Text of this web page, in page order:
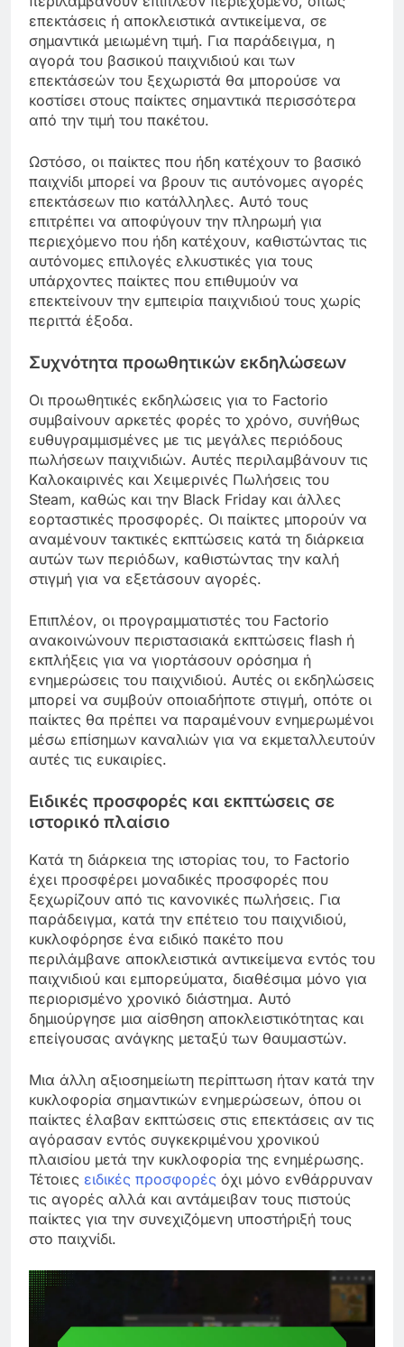
επεκτάσεις ή αποκλειστικά αντικείμενα, σε
σημαντικά μειωμένη τιμή. Για παράδειγμα, η
αγορά του βασικού παιχνιδιού και των
επεκτάσεών του ξεχωριστά θα μπορούσε να
κοστίσει στους παίκτες σημαντικά περισσότερα
από την τιμή του πακέτου.
Ωστόσο, οι παίκτες που ήδη κατέχουν το βασικό
παιχνίδι μπορεί να βρουν τις αυτόνομες αγορές
επεκτάσεων πιο κατάλληλες. Αυτό τους
επιτρέπει να αποφύγουν την πληρωμή για
περιεχόμενο που ήδη κατέχουν, καθιστώντας τις
αυτόνομες επιλογές ελκυστικές για τους
υπάρχοντες παίκτες που επιθυμούν να
επεκτείνουν την εμπειρία παιχνιδιού τους χωρίς
περιττά έξοδα.
Συχνότητα προωθητικών εκδηλώσεων
Οι προωθητικές εκδηλώσεις για το Factorio
συμβαίνουν αρκετές φορές το χρόνο, συνήθως
ευθυγραμμισμένες με τις μεγάλες περιόδους
πωλήσεων παιχνιδιών. Αυτές περιλαμβάνουν τις
Καλοκαιρινές και Χειμερινές Πωλήσεις του
Steam, καθώς και την Black Friday και άλλες
εορταστικές προσφορές. Οι παίκτες μπορούν να
αναμένουν τακτικές εκπτώσεις κατά τη διάρκεια
αυτών των περιόδων, καθιστώντας την καλή
στιγμή για να εξετάσουν αγορές.
Επιπλέον, οι προγραμματιστές του Factorio
ανακοινώνουν περιστασιακά εκπτώσεις flash ή
εκπλήξεις για να γιορτάσουν ορόσημα ή
ενημερώσεις του παιχνιδιού. Αυτές οι εκδηλώσεις
μπορεί να συμβούν οποιαδήποτε στιγμή, οπότε οι
παίκτες θα πρέπει να παραμένουν ενημερωμένοι
μέσω επίσημων καναλιών για να εκμεταλλευτούν
αυτές τις ευκαιρίες.
Ειδικές προσφορές και εκπτώσεις σε
ιστορικό πλαίσιο
Κατά τη διάρκεια της ιστορίας του, το Factorio
έχει προσφέρει μοναδικές προσφορές που
ξεχωρίζουν από τις κανονικές πωλήσεις. Για
παράδειγμα, κατά την επέτειο του παιχνιδιού,
κυκλοφόρησε ένα ειδικό πακέτο που
περιλάμβανε αποκλειστικά αντικείμενα εντός του
παιχνιδιού και εμπορεύματα, διαθέσιμα μόνο για
περιορισμένο χρονικό διάστημα. Αυτό
δημιούργησε μια αίσθηση αποκλειστικότητας και
επείγουσας ανάγκης μεταξύ των θαυμαστών.
Μια άλλη αξιοσημείωτη περίπτωση ήταν κατά την
κυκλοφορία σημαντικών ενημερώσεων, όπου οι
παίκτες έλαβαν εκπτώσεις στις επεκτάσεις αν τις
αγόρασαν εντός συγκεκριμένου χρονικού
πλαισίου μετά την κυκλοφορία της ενημέρωσης.
Τέτοιες ειδικές προσφορές όχι μόνο ενθάρρυναν
τις αγορές αλλά και αντάμειβαν τους πιστούς
παίκτες για την συνεχιζόμενη υποστήριξή τους
στο παιχνίδι.